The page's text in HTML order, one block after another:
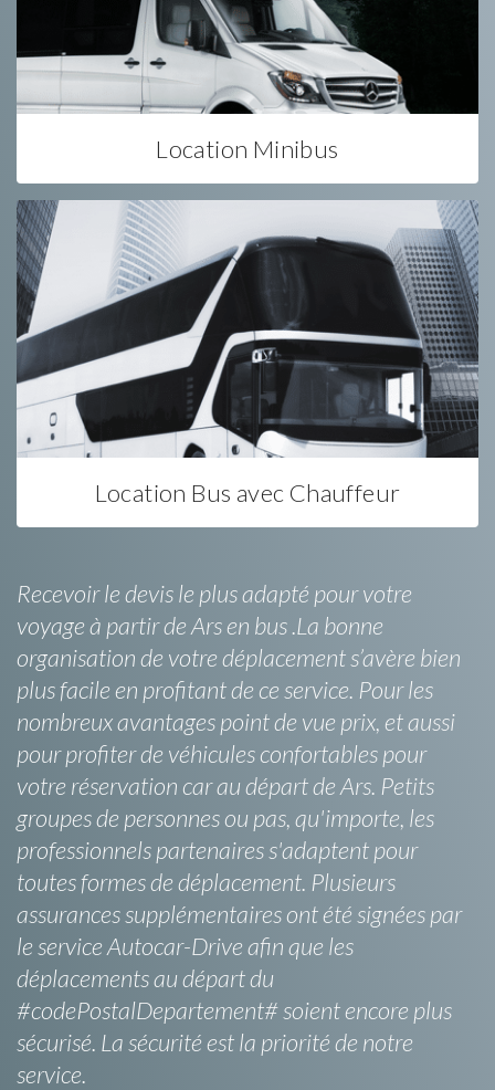
Location Minibus
Location Bus avec Chauffeur
Recevoir le devis le plus adapté pour votre
voyage à partir de Ars en bus .La bonne
organisation de votre déplacement s’avère bien
plus facile en profitant de ce service. Pour les
nombreux avantages point de vue prix, et aussi
pour profiter de véhicules confortables pour
votre réservation car au départ de Ars. Petits
groupes de personnes ou pas, qu'importe, les
professionnels partenaires s'adaptent pour
toutes formes de déplacement. Plusieurs
assurances supplémentaires ont été signées par
le service Autocar-Drive afin que les
déplacements au départ du
#codePostalDepartement# soient encore plus
sécurisé. La sécurité est la priorité de notre
service.